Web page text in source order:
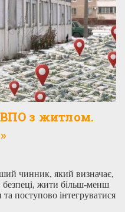
з житлом.
чинник, який визначає,
безпеці, жити більш-менш
поступово інтегруватися